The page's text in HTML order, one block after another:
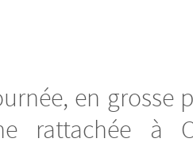
en grosse
à